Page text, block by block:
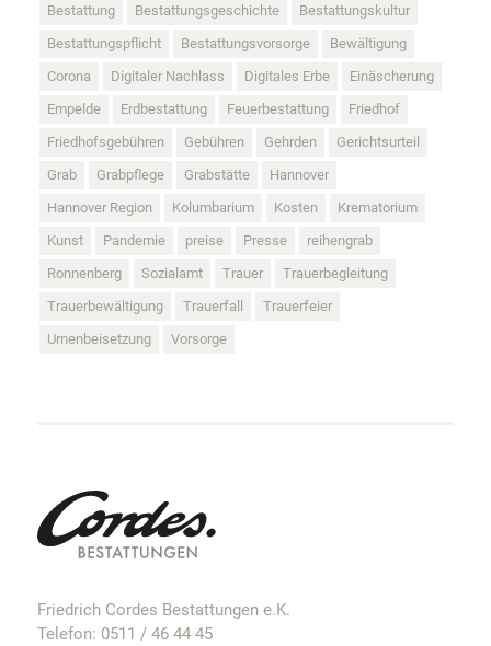
Bestattung
Bestattungsgeschichte
Bestattungskultur
Bestattungspflicht
Bestattungsvorsorge
Bewältigung
Corona
Digitaler Nachlass Digitales Erbe
Einäscherung
Empelde
Erdbestattung Feuerbestattung
Friedhof
Friedhofsgebühren
Gebühren Gehrden
Gerichtsurteil
Grab
Grabpflege Grabstätte
Hannover
Hannover Region
Kolumbarium Kosten
Krematorium
Kunst
Pandemie preise Presse
reihengrab
Ronnenberg
Sozialamt Trauer
Trauerbegleitung
Trauerbewältigung
Trauerfall
Trauerfeier
Urnenbeisetzung
Vorsorge
Friedrich Cordes Bestattungen e.K.
Telefon: 0511 / 46 44 45